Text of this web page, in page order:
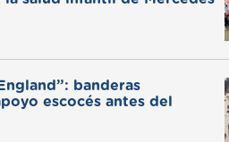
banderas
escocés antes del